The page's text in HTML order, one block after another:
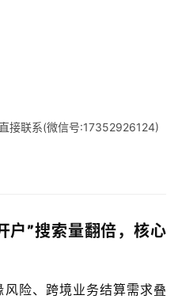
接联系(微信号:17352926124)
户”搜索量翻倍，核心
险、跨境业务结算需求叠